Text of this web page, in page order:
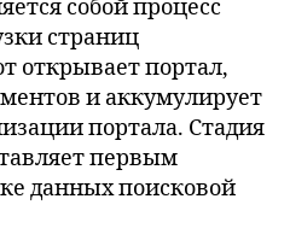
собой процесс
страниц
открывает портал,
и аккумулирует
портала. Стадия
первым
данных поисковой